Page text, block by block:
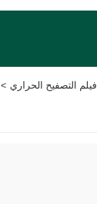
فيلم التصفيح الحراري >